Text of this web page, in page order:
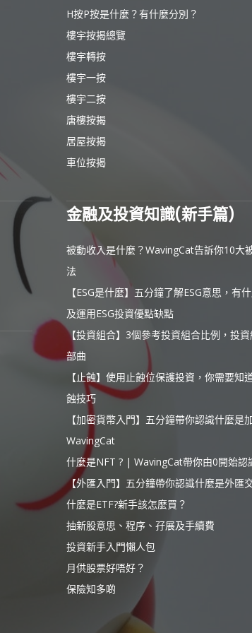
H按P按是什麼？有什麼分別？
樓宇按揭總覽
樓宇轉按
樓宇一按
樓宇二按
唐樓按揭
居屋按揭
車位按揭
金融及投資知識(新手篇)
被動收入是什麼？WavingCat告訴你10大
法
【ESG是什麼】五分鐘了解ESG意思，有
及運用ESG投資優點缺點
【投資組合】3個參考投資組合比例，投
部曲
【止蝕】使用止蝕位保護投資，你需要知
蝕技巧
【加密貨幣入門】五分鐘帶你認識什麼是
WavingCat
什麼是NFT ? | WavingCat帶你由0開始認
【外匯入門】五分鐘帶你認識什麼是外匯
什麼是ETF?新手該怎麼買？
抽新股意思、程序、孖展及手續費
投資新手入門懶人包
月供股票好唔好？
保險知多啲